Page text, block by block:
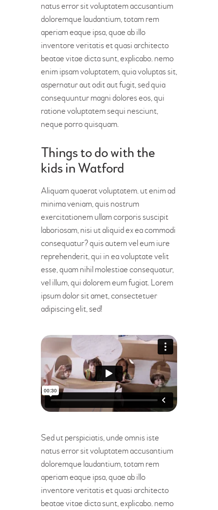
natus error sit voluptatem accusantium
doloremque laudantium, totam rem
aperiam eaque ipsa, quae ab illo
inventore veritatis et quasi architecto
beatae vitae dicta sunt, explicabo. nemo
enim ipsam voluptatem, quia voluptas sit,
aspernatur aut odit aut fugit, sed quia
consequuntur magni dolores eos, qui
ratione voluptatem sequi nesciunt,
neque porro quisquam.
Things to do with the
kids in Watford
Aliquam quaerat voluptatem. ut enim ad
minima veniam, quis nostrum
exercitationem ullam corporis suscipit
laboriosam, nisi ut aliquid ex ea commodi
consequatur? quis autem vel eum iure
reprehenderit, qui in ea voluptate velit
esse, quam nihil molestiae consequatur,
vel illum, qui dolorem eum fugiat. Lorem
ipsum dolor sit amet, consectetuer
adipiscing elit, sed!
Sed ut perspiciatis, unde omnis iste
natus error sit voluptatem accusantium
doloremque laudantium, totam rem
aperiam eaque ipsa, quae ab illo
inventore veritatis et quasi architecto
beatae vitae dicta sunt, explicabo. nemo